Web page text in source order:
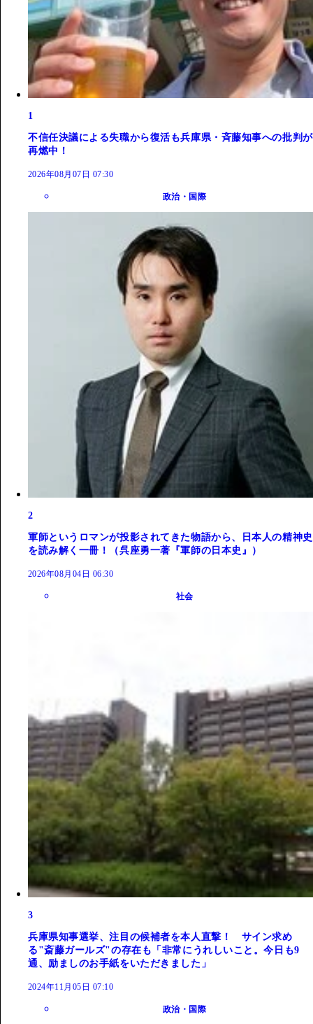
1
不信任決議による失職から復活も兵庫県・斉藤知事への批判が
再燃中！
2026年08月07日 07:30
政治・国際
2
軍師というロマンが投影されてきた物語から、日本人の精神史
を読み解く一冊！（呉座勇一著『軍師の日本史』）
2026年08月04日 06:30
社会
3
兵庫県知事選挙、注目の候補者を本人直撃！ サイン求め
る"斎藤ガールズ"の存在も「非常にうれしいこと。今日も9
通、励ましのお手紙をいただきました」
2024年11月05日 07:10
政治・国際